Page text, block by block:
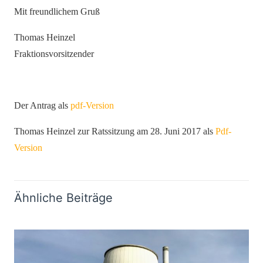
Mit freundlichem Gruß
Thomas Heinzel
Fraktionsvorsitzender
Der Antrag als pdf-Version
Thomas Heinzel zur Ratssitzung am 28. Juni 2017 als Pdf-
Version
Ähnliche Beiträge